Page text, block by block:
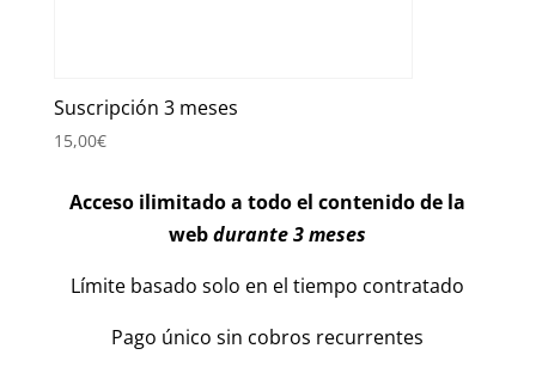
Suscripción 3 meses
15,00€
Acceso ilimitado a todo el contenido de la
webdurante 3 meses
Límite basado solo en el tiempo contratado
Pago único sin cobros recurrentes